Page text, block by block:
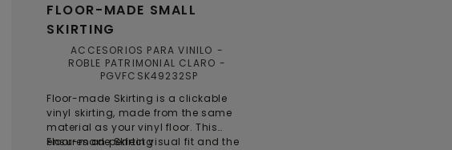
FLOOR-MADE SMALL
SKIRTING
ACCESORIOS PARA VINILO
ROBLE PATRIMONIAL CLARO
PGVFCSK49232SP
Floor-made Skirting is a clickable
vinyl skirting, made from the same
material as your vinyl floor. This
ensures an perfect visual fit and the
Floor-made Skirting